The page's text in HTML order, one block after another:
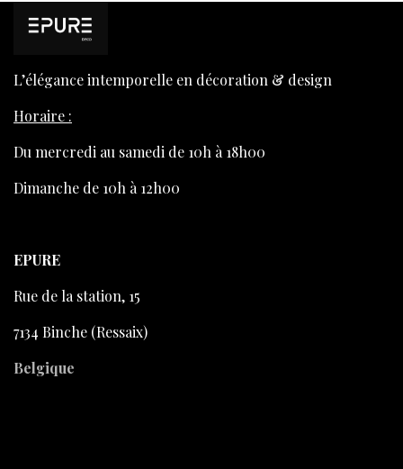
L’élégance intemporelle en décoration & design
Horaire :
Du mercredi au samedi de 10h à 18h00
Dimanche de 10h à 12h00
EPURE
Rue de la station, 15
7134 Binche (Ressaix)
Belgique